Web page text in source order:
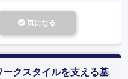
気になる
クスタイルを支える基